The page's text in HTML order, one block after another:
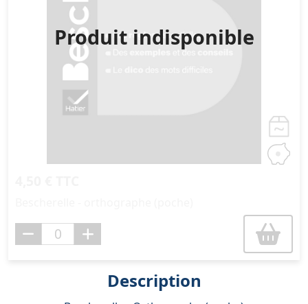
Produit indisponible
Description